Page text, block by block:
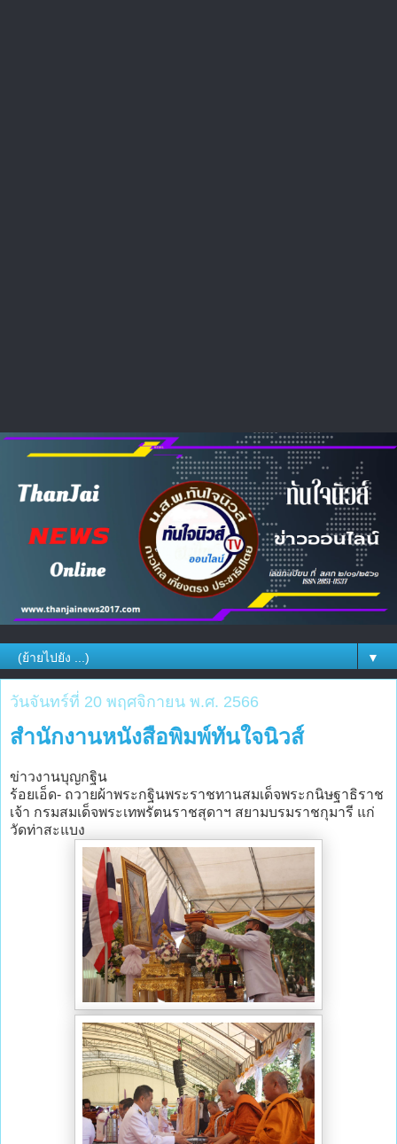
▼
วันจันทร์ที่ 20 พฤศจิกายน พ.ศ. 2566
สำนักงานหนังสือพิมพ์ทันใจนิวส์
ข่าวงานบุญกฐิน
ร้อยเอ็ด- ถวายผ้าพระกฐินพระราชทานสมเด็จพระกนิษฐาธิราช
เจ้า กรมสมเด็จพระเทพรัตนราชสุดาฯ สยามบรมราชกุมารี แก่
วัดท่าสะแบง